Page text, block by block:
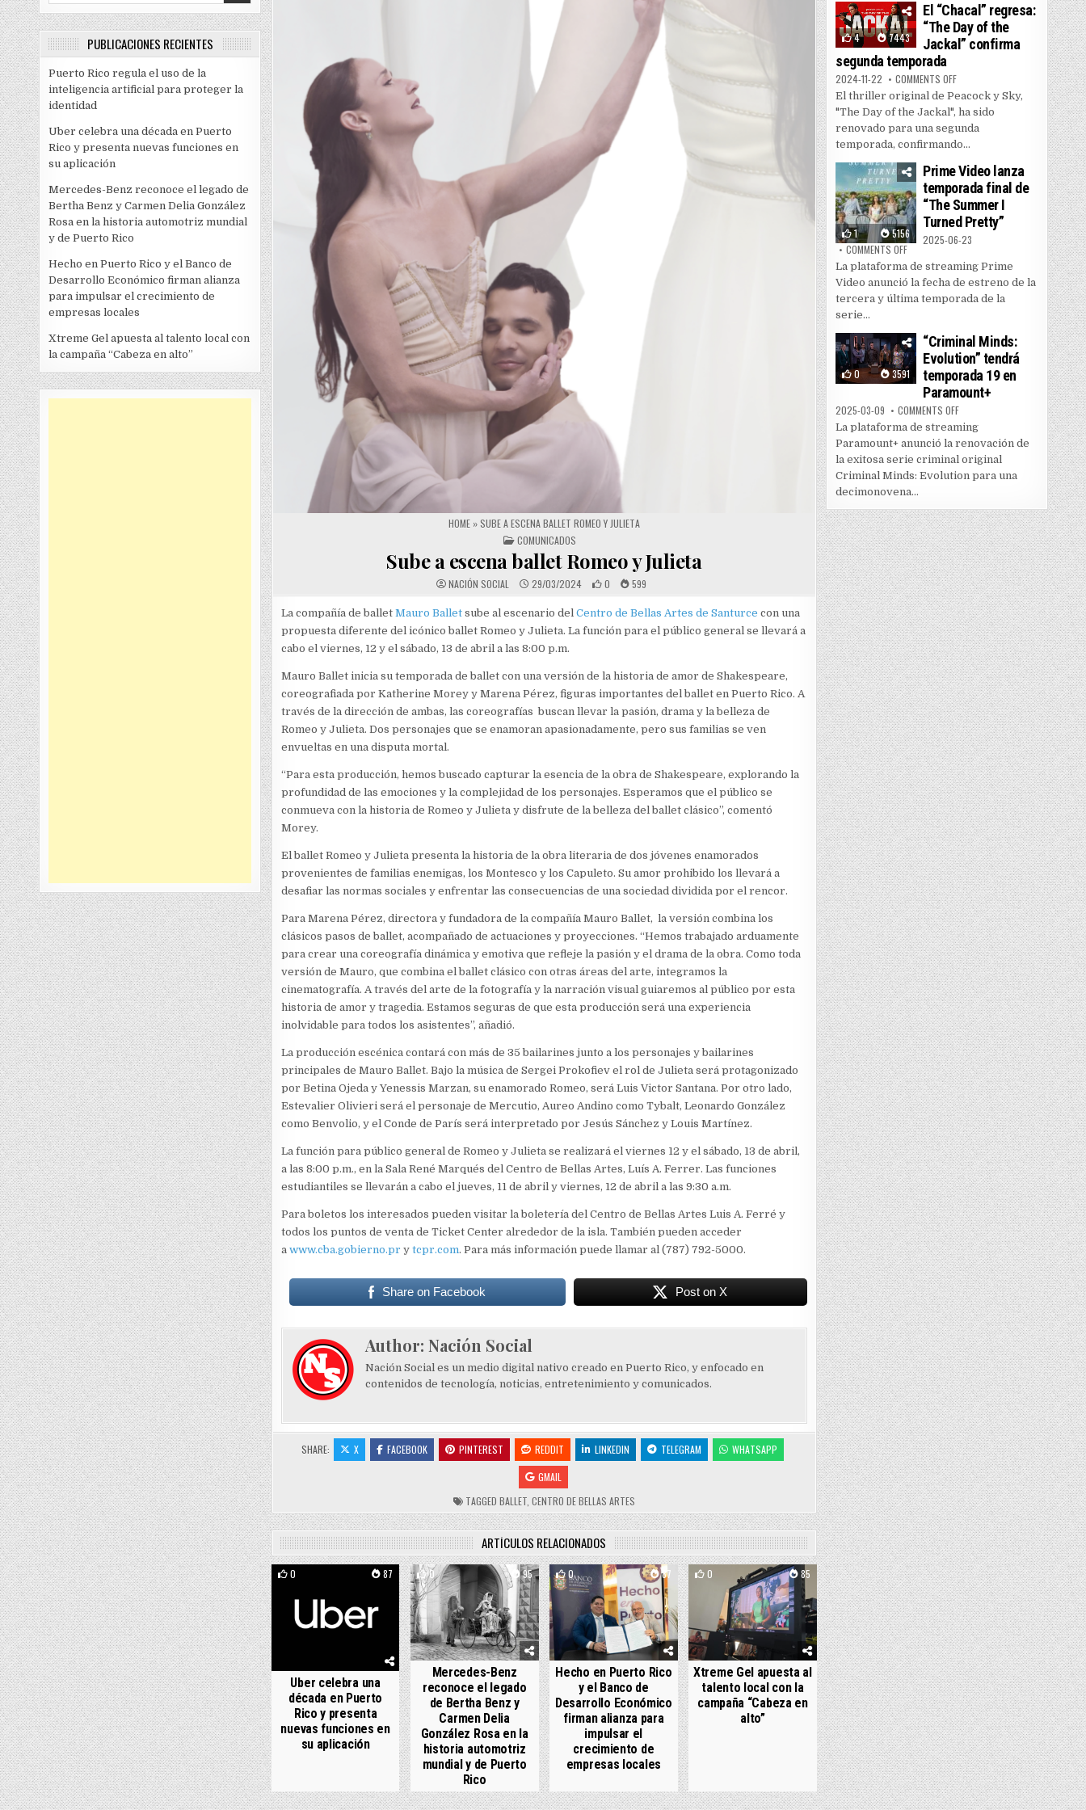
HOME» SUBE A ESCENA BALLET ROMEO Y JULIETA
POSTED IN
COMUNICADOS
Sube a escena ballet Romeo y Julieta
NACIÓN SOCIAL 29/03/2024 0 599
La compañía de ballet Mauro Balletsube al escenario del Centro de Bellas Artes de Santurce con una
propuesta diferente del icónico ballet Romeo y Julieta. La función para el público general se llevará a
cabo el viernes, 12 y el sábado, 13 de abril a las 8:00 p.m.
Mauro Ballet inicia su temporada de ballet con una versión de la historia de amor de Shakespeare,
coreografiada por Katherine Morey y Marena Pérez, figuras importantes del ballet en Puerto Rico. A
través de la dirección de ambas, las coreografías buscan llevar la pasión, drama y la belleza de
Romeo y Julieta. Dos personajes que se enamoran apasionadamente, pero sus familias se ven
envueltas en una disputa mortal.
“Para esta producción, hemos buscado capturar la esencia de la obra de Shakespeare, explorando la
profundidad de las emociones y la complejidad de los personajes. Esperamos que el público se
conmueva con la historia de Romeo y Julieta y disfrute de la belleza del ballet clásico”, comentó
Morey.
El ballet Romeo y Julieta presenta la historia de la obra literaria de dos jóvenes enamorados
provenientes de familias enemigas, los Montesco y los Capuleto. Su amor prohibido los llevará a
desafiar las normas sociales y enfrentar las consecuencias de una sociedad dividida por el rencor.
Para Marena Pérez, directora y fundadora de la compañía Mauro Ballet, la versión combina los
clásicos pasos de ballet, acompañado de actuaciones y proyecciones. “Hemos trabajado arduamente
para crear una coreografía dinámica y emotiva que refleje la pasión y el drama de la obra. Como toda
versión de Mauro, que combina el ballet clásico con otras áreas del arte, integramos la
cinematografía. A través del arte de la fotografía y la narración visual guiaremos al público por esta
historia de amor y tragedia. Estamos seguras de que esta producción será una experiencia
inolvidable para todos los asistentes”, añadió.
La producción escénica contará con más de 35 bailarines junto a los personajes y bailarines
principales de Mauro Ballet. Bajo la música de Sergei Prokofiev el rol de Julieta será protagonizado
por Betina Ojeda y Yenessis Marzan, su enamorado Romeo, será Luis Victor Santana. Por otro lado,
Estevalier Olivieri será el personaje de Mercutio, Aureo Andino como Tybalt, Leonardo González
como Benvolio, y el Conde de París será interpretado por Jesús Sánchez y Louis Martínez.
La función para público general de Romeo y Julieta se realizará el viernes 12 y el sábado, 13 de abril,
a las 8:00 p.m., en la Sala René Marqués del Centro de Bellas Artes, Luís A. Ferrer. Las funciones
estudiantiles se llevarán a cabo el jueves, 11 de abril y viernes, 12 de abril a las 9:30 a.m.
Para boletos los interesados pueden visitar la boletería del Centro de Bellas Artes Luis A. Ferré y
todos los puntos de venta de Ticket Center alrededor de la isla. También pueden acceder
a www.cba.gobierno.pr y tcpr.com. Para más información puede llamar al (787) 792-5000.
Share on Facebook Post on X
Author: Nación Social
Nación Social es un medio digital nativo creado en Puerto Rico, y enfocado en
contenidos de tecnología, noticias, entretenimiento y comunicados.
SHARE: X FACEBOOK PINTEREST REDDIT LINKEDIN TELEGRAM
WHATSAPP
GMAIL
TAGGED BALLET, CENTRO DE BELLAS ARTES
ARTÍCULOS RELACIONADOS
0 87
Uber celebra una
década en Puerto
Rico y presenta
nuevas funciones en
su aplicación
0 95
Mercedes-Benz
reconoce el legado
de Bertha Benz y
Carmen Delia
González Rosa en la
historia automotriz
mundial y de Puerto
Rico
0 87
Hecho en Puerto Rico
y el Banco de
Desarrollo Económico
firman alianza para
impulsar el
crecimiento de
empresas locales
0 85
Xtreme Gel apuesta al
talento local con la
campaña “Cabeza en
alto”
PUBLICACIONES RECIENTES
Puerto Rico regula el uso de la
inteligencia artificial para proteger la
identidad
Uber celebra una década en Puerto
Rico y presenta nuevas funciones en
su aplicación
Mercedes-Benz reconoce el legado de
Bertha Benz y Carmen Delia González
Rosa en la historia automotriz mundial
y de Puerto Rico
Hecho en Puerto Rico y el Banco de
Desarrollo Económico firman alianza
para impulsar el crecimiento de
empresas locales
Xtreme Gel apuesta al talento local con
la campaña “Cabeza en alto”
4 7443
El “Chacal” regresa:
“The Day of the
Jackal” confirma
segunda temporada
2024-11-22 COMMENTS OFFON EL “CHACAL” REGRESA:
El thriller original de Peacock y Sky,
"The Day of the Jackal", ha sido
renovado para una segunda
temporada, confirmando...
1 5156
Prime Video lanza
temporada final de
“The Summer I
Turned Pretty”
2025-06-23
COMMENTS OFFON PRIME VIDEO LANZA TEMPORADA FINAL
La plataforma de streaming Prime
Video anunció la fecha de estreno de la
tercera y última temporada de la
serie...
0 3591
“Criminal Minds:
Evolution” tendrá
temporada 19 en
Paramount+
2025-03-09 COMMENTS OFFON “CRIMINAL MINDS:
La plataforma de streaming
Paramount+ anunció la renovación de
la exitosa serie criminal original
Criminal Minds: Evolution para una
decimonovena...